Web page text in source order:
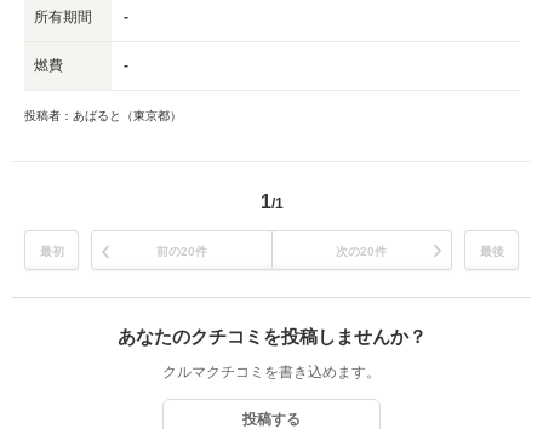
所有期間 -
燃費 -
投稿者：あばると（東京都）
1/1
最初 前の20件 次の20件 最後
あなたのクチコミを投稿しませんか？
クルマクチコミを書き込めます。
投稿する